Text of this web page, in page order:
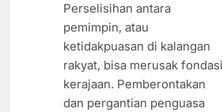
Perselisihan antara
pemimpin, atau
ketidakpuasan di kalangan
rakyat, bisa merusak fondasi
kerajaan. Pemberontakan
dan pergantian penguasa